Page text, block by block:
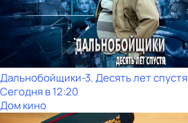
Дальнобойщики-3. Десять лет спустя
Сегодня в 12:20
Дом кино